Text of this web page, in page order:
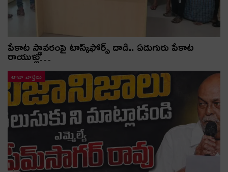
పేకాట స్థావరంపై టాస్క్‌ఫోర్స్ దాడి.. ఏడుగురు పేకాట
రాయుళ్లు…
తాజా వార్తలు